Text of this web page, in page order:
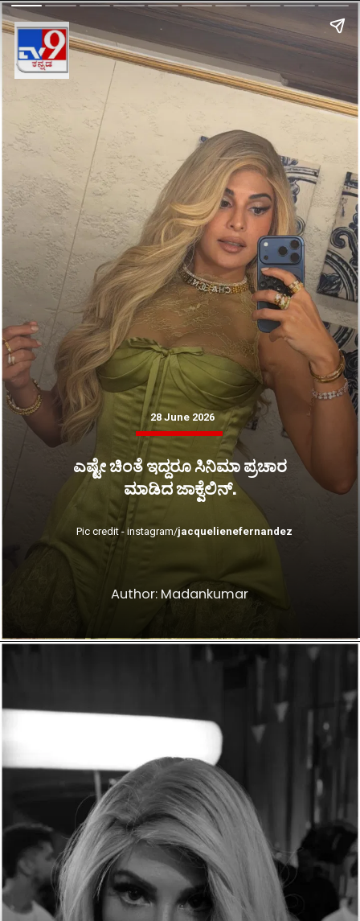
ಎಷ್ಟೇ ಚಿಂತೆ ಇದ್ದರೂ ಸಿನಿಮಾ ಪ್ರಚಾರ
ಮಾಡಿದ ಜಾಕ್ವೆಲಿನ್.
Author: Madankumar
28 June 2026
Pic credit - instagram/jacquelienefernandez